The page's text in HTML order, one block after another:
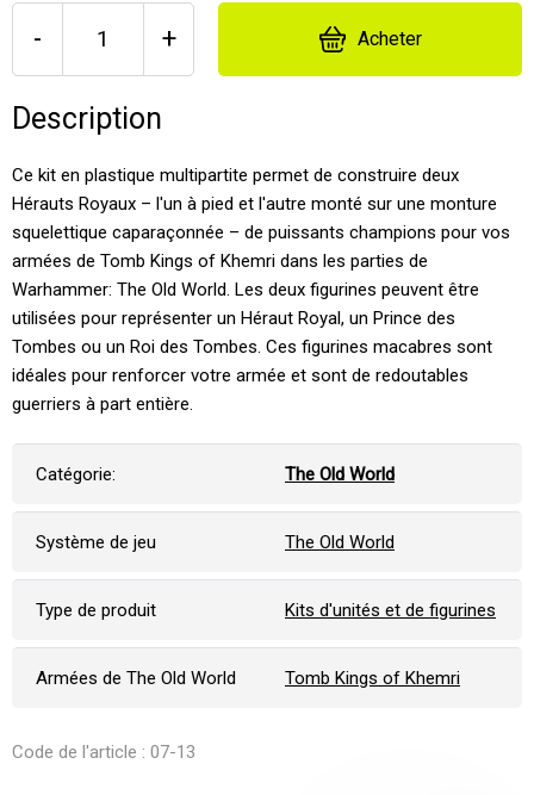
- + Acheter
Description
Ce kit en plastique multipartite permet de construire deux
Hérauts Royaux – l'un à pied et l'autre monté sur une monture
squelettique caparaçonnée – de puissants champions pour vos
armées de Tomb Kings of Khemri dans les parties de
Warhammer: The Old World. Les deux figurines peuvent être
utilisées pour représenter un Héraut Royal, un Prince des
Tombes ou un Roi des Tombes. Ces figurines macabres sont
idéales pour renforcer votre armée et sont de redoutables
guerriers à part entière.
Catégorie: The Old World
Système de jeu The Old World
Type de produit Kits d'unités et de figurines
Armées de The Old World Tomb Kings of Khemri
Code de l'article : 07-13